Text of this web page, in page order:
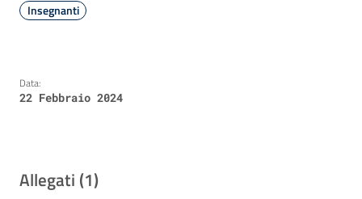
Insegnanti
Data:
22 Febbraio 2024
Allegati (1)